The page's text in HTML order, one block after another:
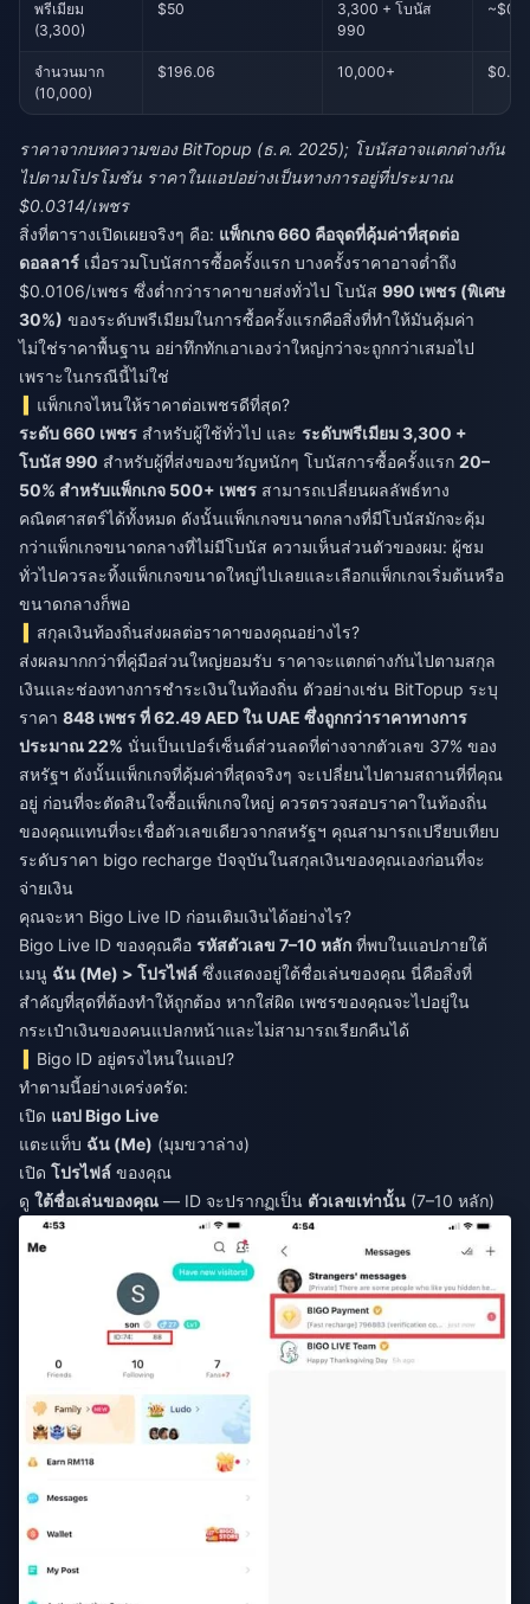
พรีเมียม
(3,300)
$50
3,300 + โบนัส
990
จำนวนมาก
(10,000)
$196.06 10,000+
ราคาจากบทความของ BitTopup (ธ.ค. 2025); โบนัสอาจแตกต่างกัน
ไปตามโปรโมชัน ราคาในแอปอย่างเป็นทางการอยู่ที่ประมาณ
$0.0314/เพชร
สิ่งที่ตารางเปิดเผยจริงๆ คือ: แพ็กเกจ 660 คือจุดที่คุ้มค่าที่สุดต่อ
ดอลลาร์ เมื่อรวมโบนัสการซื้อครั้งแรก บางครั้งราคาอาจต่ำถึง
$0.0106/เพชร ซึ่งต่ำกว่าราคาขายส่งทั่วไป โบนัส 990 เพชร (พิเศษ
30%) ของระดับพรีเมียมในการซื้อครั้งแรกคือสิ่งที่ทำให้มันคุ้มค่า
ไม่ใช่ราคาพื้นฐาน อย่าทึกทักเอาเองว่าใหญ่กว่าจะถูกกว่าเสมอไป
เพราะในกรณีนี้ไม่ใช่
แพ็กเกจไหนให้ราคาต่อเพชรดีที่สุด?
ระดับ 660 เพชร สำหรับผู้ใช้ทั่วไป และ ระดับพรีเมียม 3,300 +
โบนัส 990 สำหรับผู้ที่ส่งของขวัญหนักๆ โบนัสการซื้อครั้งแรก 20–
50% สำหรับแพ็กเกจ 500+ เพชร สามารถเปลี่ยนผลลัพธ์ทาง
คณิตศาสตร์ได้ทั้งหมด ดังนั้นแพ็กเกจขนาดกลางที่มีโบนัสมักจะคุ้ม
กว่าแพ็กเกจขนาดกลางที่ไม่มีโบนัส ความเห็นส่วนตัวของผม: ผู้ชม
ทั่วไปควรละทิ้งแพ็กเกจขนาดใหญ่ไปเลยและเลือกแพ็กเกจเริ่มต้นหรือ
ขนาดกลางก็พอ
สกุลเงินท้องถิ่นส่งผลต่อราคาของคุณอย่างไร?
ส่งผลมากกว่าที่คู่มือส่วนใหญ่ยอมรับ ราคาจะแตกต่างกันไปตามสกุล
เงินและช่องทางการชำระเงินในท้องถิ่น ตัวอย่างเช่น BitTopup ระบุ
ราคา 848 เพชร ที่ 62.49 AED ใน UAE ซึ่งถูกกว่าราคาทางการ
ประมาณ 22% นั่นเป็นเปอร์เซ็นต์ส่วนลดที่ต่างจากตัวเลข 37% ของ
สหรัฐฯ ดังนั้นแพ็กเกจที่คุ้มค่าที่สุดจริงๆ จะเปลี่ยนไปตามสถานที่ที่คุณ
อยู่ ก่อนที่จะตัดสินใจซื้อแพ็กเกจใหญ่ ควรตรวจสอบราคาในท้องถิ่น
ของคุณแทนที่จะเชื่อตัวเลขเดียวจากสหรัฐฯ คุณสามารถเปรียบเทียบ
ระดับราคา bigo recharge ปัจจุบันในสกุลเงินของคุณเองก่อนที่จะ
จ่ายเงิน
คุณจะหา Bigo Live ID ก่อนเติมเงินได้อย่างไร?
Bigo Live ID ของคุณคือ รหัสตัวเลข 7–10 หลัก ที่พบในแอปภายใต้
เมนู ฉัน (Me) > โปรไฟล์ ซึ่งแสดงอยู่ใต้ชื่อเล่นของคุณ นี่คือสิ่งที่
สำคัญที่สุดที่ต้องทำให้ถูกต้อง หากใส่ผิด เพชรของคุณจะไปอยู่ใน
กระเป๋าเงินของคนแปลกหน้าและไม่สามารถเรียกคืนได้
Bigo ID อยู่ตรงไหนในแอป?
ทำตามนี้อย่างเคร่งครัด:
เปิด แอป Bigo Live
แตะแท็บ ฉัน (Me) (มุมขวาล่าง)
เปิด โปรไฟล์ ของคุณ
ดู ใต้ชื่อเล่นของคุณ — ID จะปรากฏเป็น ตัวเลขเท่านั้น (7–10 หลัก)